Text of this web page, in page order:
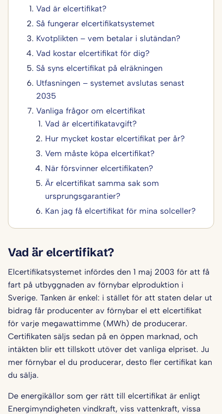
Vad är elcertifikat?
Så fungerar elcertifikatsystemet
Kvotplikten – vem betalar i slutändan?
Vad kostar elcertifikat för dig?
Så syns elcertifikat på elräkningen
Utfasningen – systemet avslutas senast
2035
Vanliga frågor om elcertifikat
Vad är elcertifikatavgift?
Hur mycket kostar elcertifikat per år?
Vem måste köpa elcertifikat?
När försvinner elcertifikaten?
Är elcertifikat samma sak som
ursprungsgarantier?
Kan jag få elcertifikat för mina solceller?
Vad är elcertifikat?
Elcertifikatsystemet infördes den 1 maj 2003 för att få
fart på utbyggnaden av förnybar elproduktion i
Sverige. Tanken är enkel: i stället för att staten delar ut
bidrag får producenter av förnybar el ett elcertifikat
för varje megawattimme (MWh) de producerar.
Certifikaten säljs sedan på en öppen marknad, och
intäkten blir ett tillskott utöver det vanliga elpriset. Ju
mer förnybar el du producerar, desto fler certifikat kan
du sälja.
De energikällor som ger rätt till elcertifikat är enligt
Energimyndigheten vindkraft, viss vattenkraft, vissa